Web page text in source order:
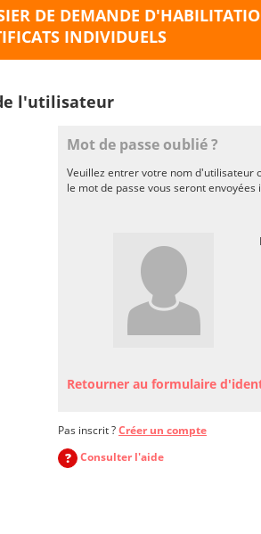
DE DEMANDE
INDIVIDUELS
l'utilisateur
Mot de passe oublié ?
Veuillez entrer votre nom d'utilisateur
le mot de passe vous seront
Retourner au formulaire
Pas inscrit ?Créer un compte
? Consulter l'aide